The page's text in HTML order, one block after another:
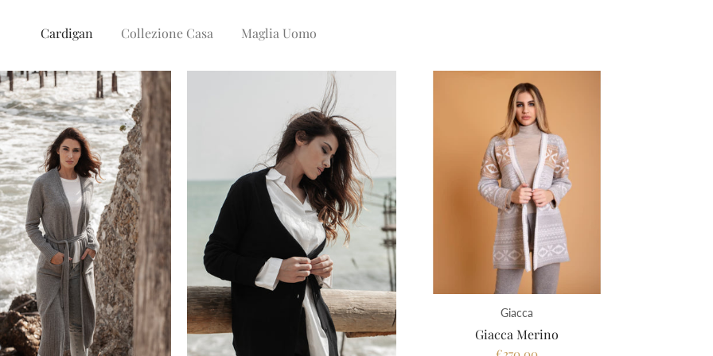
Cardigan Collezione Casa Maglia Uomo
Giacca
Giacca Merino